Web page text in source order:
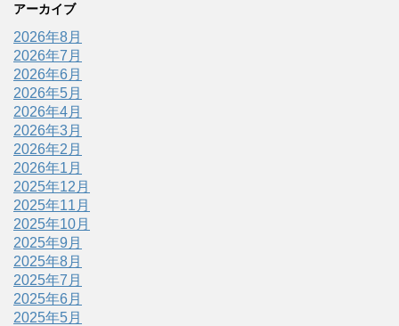
アーカイブ
2026年8月
2026年7月
2026年6月
2026年5月
2026年4月
2026年3月
2026年2月
2026年1月
2025年12月
2025年11月
2025年10月
2025年9月
2025年8月
2025年7月
2025年6月
2025年5月